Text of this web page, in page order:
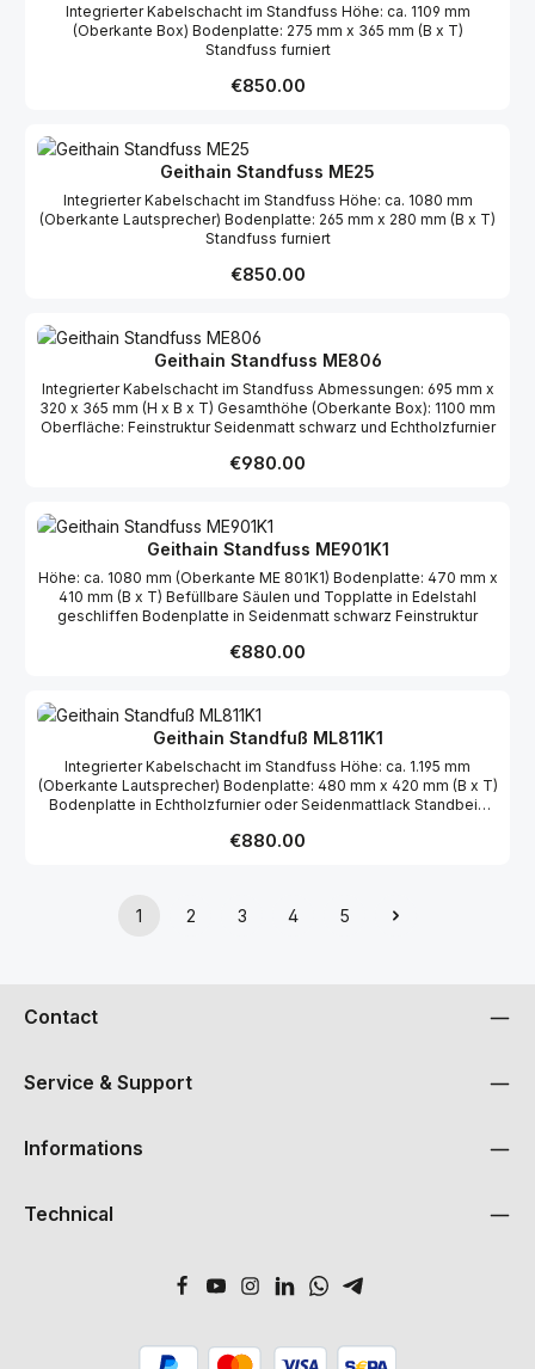
Integrierter Kabelschacht im Standfuss Höhe: ca. 1109 mm
(Oberkante Box) Bodenplatte: 275 mm x 365 mm (B x T)
Standfuss furniert
Regular price:
€850.00
Geithain Standfuss ME25
Integrierter Kabelschacht im Standfuss Höhe: ca. 1080 mm
(Oberkante Lautsprecher) Bodenplatte: 265 mm x 280 mm (B x T)
Standfuss furniert
Regular price:
€850.00
Geithain Standfuss ME806
Integrierter Kabelschacht im Standfuss Abmessungen: 695 mm x
320 x 365 mm (H x B x T) Gesamthöhe (Oberkante Box): 1100 mm
Oberfläche: Feinstruktur Seidenmatt schwarz und Echtholzfurnier
Regular price:
€980.00
Geithain Standfuss ME901K1
Höhe: ca. 1080 mm (Oberkante ME 801K1) Bodenplatte: 470 mm x
410 mm (B x T) Befüllbare Säulen und Topplatte in Edelstahl
geschliffen Bodenplatte in Seidenmatt schwarz Feinstruktur
Regular price:
€880.00
Geithain Standfuß ML811K1
Integrierter Kabelschacht im Standfuss Höhe: ca. 1.195 mm
(Oberkante Lautsprecher) Bodenplatte: 480 mm x 420 mm (B x T)
Bodenplatte in Echtholzfurnier oder Seidenmattlack Standbein
Regular price:
€880.00
Page
1
Page
2
Page
3
Page
4
Page
5
Contact
Service & Support
Informations
Technical